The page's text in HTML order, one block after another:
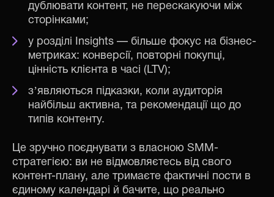
дублювати контент, не перескакуючи між
сторінками;
у розділі Insights — більше фокус на бізнес-
метриках: конверсії, повторні покупці,
цінність клієнта в часі (LTV);
зʼявляються підказки, коли аудиторія
найбільш активна, та рекомендації що до
типів контенту.
Це зручно поєднувати з власною SMM-
стратегією: ви не відмовляєтесь від свого
контент-плану, але тримаєте фактичні пости в
єдиному календарі й бачите, що реально